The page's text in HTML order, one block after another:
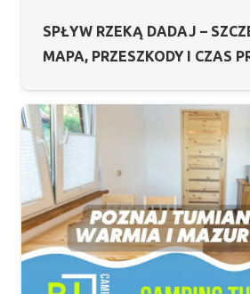
SPŁYW RZEKĄ DADAJ –
MAPA, PRZESZKODY I CZAS